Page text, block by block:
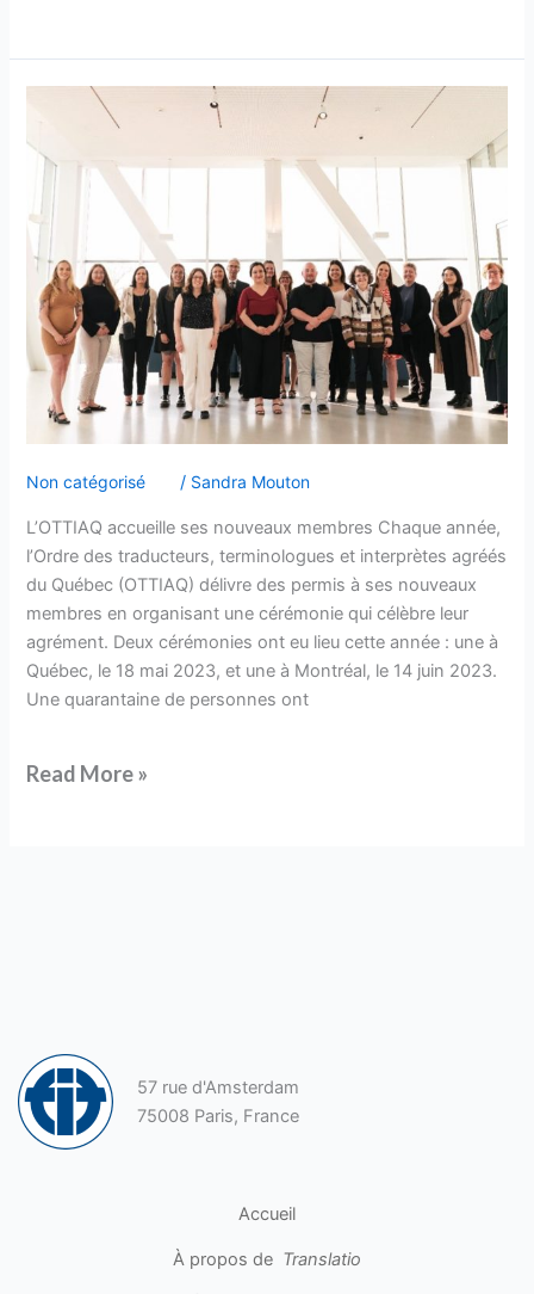
Non catégorisé / Sandra Mouton
L’OTTIAQ accueille ses nouveaux membres Chaque année,
l’Ordre des traducteurs, terminologues et interprètes agréés
du Québec (OTTIAQ) délivre des permis à ses nouveaux
membres en organisant une cérémonie qui célèbre leur
agrément. Deux cérémonies ont eu lieu cette année : une à
Québec, le 18 mai 2023, et une à Montréal, le 14 juin 2023.
Une quarantaine de personnes ont
L’OTTIAQ
ses
nouveaux
membres
Read More »
57 rue d'Amsterdam
75008 Paris, France
Accueil
À propos de Translatio